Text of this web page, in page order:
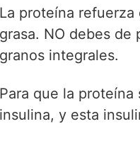
La proteína
grasa. NO debes
granos integrales.
Para que la
insulina, y esta